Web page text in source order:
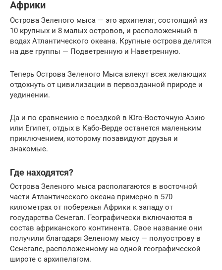
Африки
Острова Зеленого мыса — это архипелаг, состоящий из
10 крупных и 8 малых островов, и расположенный в
водах Атлантического океана. Крупные острова делятся
на две группы — Подветренную и Наветренную.
Теперь Острова Зеленого Мыса влекут всех желающих
отдохнуть от цивилизации в первозданной природе и
уединении.
Да и по сравнению с поездкой в Юго-Восточную Азию
или Египет, отдых в Кабо-Верде останется маленьким
приключением, которому позавидуют друзья и
знакомые.
Где находятся?
Острова Зеленого мыса располагаются в восточной
части Атлантического океана примерно в 570
километрах от побережья Африки к западу от
государства Сенегал. Географически включаются в
состав африканского континента. Свое название они
получили благодаря Зеленому мысу — полуострову в
Сенегале, расположенному на одной географической
широте с архипелагом.